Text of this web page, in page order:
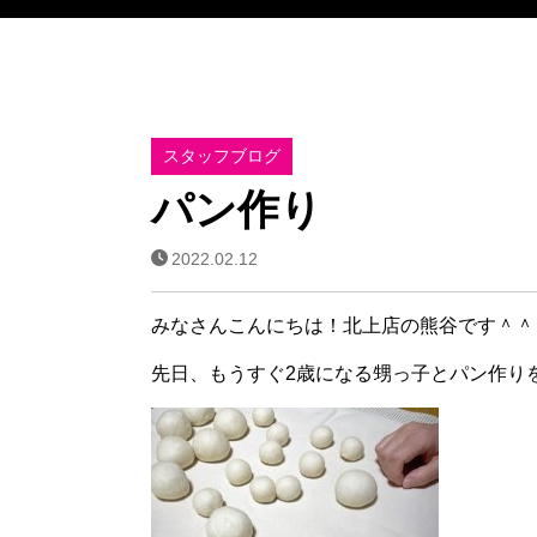
スタッフブログ
パン作り
2022.02.12
みなさんこんにちは！北上店の熊谷です＾＾
先日、もうすぐ2歳になる甥っ子とパン作り